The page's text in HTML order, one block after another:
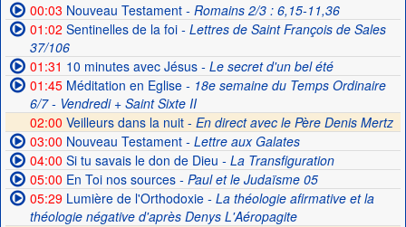
00:03 Nouveau Testament- Romains 2/3 : 6,15-11,36
01:02 Sentinelles de la foi- Lettres de Saint François de Sales
37/106
01:31 10 minutes avec Jésus- Le secret d'un bel été
01:45Méditation en Eglise- 18e semaine du Temps Ordinaire
6/7 - Vendredi + Saint Sixte II
02:00 Veilleurs dans la nuit - En direct avec le Père Denis Mertz
03:00 Nouveau Testament- Lettre aux Galates
04:00 Si tu savais le don de Dieu - La Transfiguration
05:00 En Toi nos sources- Paul et le Judaïsme 05
05:29Lumière de l'Orthodoxie- La théologie afirmative et la
théologie négative d'après Denys L'Aéropagite